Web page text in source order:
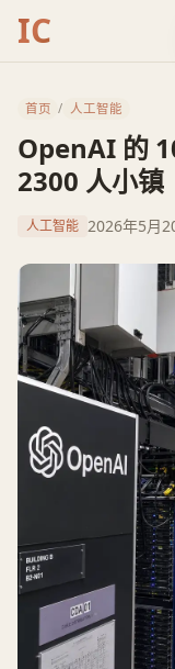
IC
首页 / 人工智能
OpenAI 的
2300 人小镇
人工智能 2026年5月